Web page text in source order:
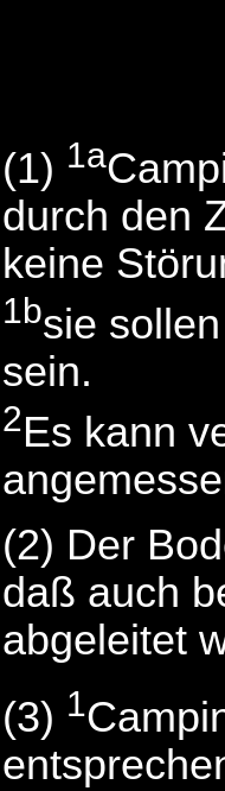
(1) 1a
durch den
keine
1bsie
sein.
2Es kann
(2) Der
daß auch
abgeleitet
(3) 1